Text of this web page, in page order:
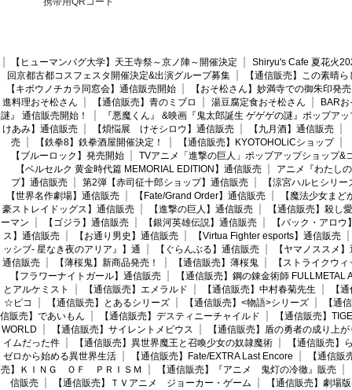
【ヒューマンバグ大学】天王寺祭～京ノ陣～開催決定
Shiryu's Cafe 夏花火
回京都古都コスフェスタ開催決定&出演グループ募集
【通信販売】この素晴
【キボウノチカラ同窓会】通信販売開始
【おそ松さん】妙満寺での御朱印発売
進料理おそ松さん
【通信販売】青のミブロ 湯豆腐定食おそ松さん
BAR
謎』 通信販売開始！
『悪魔くん』 &映画『鬼太郎誕生 ゲゲゲの謎』ポップア
けあみ】通信販売
【煩悩展 けそシロウ】通信販売 【九月酒】通信販売
売
【鉄拳8】鉄拳酒屋開催決定！ 【通信販売】KYOTOHOLiCショップ
【ブルーロック】発売開始
TVアニメ「進撃の巨人」ポップアップショップ&
【ベルセルク 黄金時代篇 MEMORIAL EDITION】通信販売
アニメ『わたし
プ】通信販売
第2弾【赤司征十郎ショップ】通信販売
【涼宮ハルヒシリ
【世界名作劇場】通信販売
【Fate/Grand Order】通信販売
【魔法少女ま
豪ストレイドッグス】通信販売
【進撃の巨人】通信販売
【通信販売】殺し愛
ーマン
【ゴジラ】通信販売 【銀河英雄伝説】通信販売
【バック・アロウ
ス】通信販売
【お通り男史】通信販売
【Virtua Fighter esports】通信販売
ッシブ- 星なき夜のアリア』】通
【ぐらんぶる】通信販売
【ヤマノススメ
通信販売
【薄桜鬼】新商品発売！ 【通信販売】薄桜鬼
【ストライクウ
【フラワーナイトガール】通信販売
【通信販売】鋼の錬金術師 FULLMETAL
とアルケミスト
【通信販売】エメラルド 【通信販売】中村春菊先生
【
☆ピコ
【通信販売】とあるシリーズ 【通信販売】<物語>シリーズ
【通
信販売】であいもん
【通信販売】デスティニーチャイルド
【通信販売】
WORLD
【通信販売】サイレントメビウス
【通信販売】盾の勇者の成り上が
イムだった件
【通信販売】異世界魔王と召喚少女の奴隷魔術
【通信販売】
ゼロから始める異世界生活
【通信販売】Fate/EXTRA Last Encore
【通信
売】ＫＩＮＧ ＯＦ ＰＲＩＳＭ
【通信販売】『アニメ 鬼灯の冷徹』販売
信販売
【通信販売】ＴＶアニメ ジョーカー・ゲーム
【通信販売】劇場